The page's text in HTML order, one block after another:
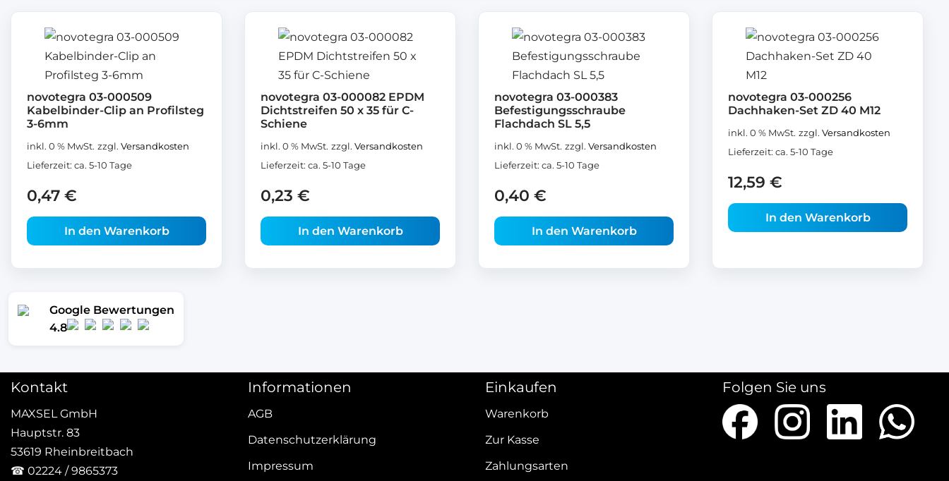
Google Bewertungen
4.8
novotegra 03-000509
Kabelbinder-Clip an Profilsteg
3-6mm
inkl. 0 % MwSt. zzgl. Versandkosten
Lieferzeit: ca. 5-10 Tage
0,47 €
In den Warenkorb
novotegra 03-000082 EPDM
Dichtstreifen 50 x 35 für C-
Schiene
inkl. 0 % MwSt. zzgl. Versandkosten
Lieferzeit: ca. 5-10 Tage
0,23 €
In den Warenkorb
novotegra 03-000383
Befestigungsschraube
Flachdach SL 5,5
inkl. 0 % MwSt. zzgl. Versandkosten
Lieferzeit: ca. 5-10 Tage
0,40 €
In den Warenkorb
novotegra 03-000256
Dachhaken-Set ZD 40 M12
inkl. 0 % MwSt. zzgl. Versandkosten
Lieferzeit: ca. 5-10 Tage
12,59 €
In den Warenkorb
Kontakt
MAXSEL GmbH
Hauptstr. 83
53619 Rheinbreitbach
☎ 02224 / 9865373
Informationen
AGB
Datenschutzerklärung
Impressum
Einkaufen
Warenkorb
Zur Kasse
Zahlungsarten
Folgen Sie uns